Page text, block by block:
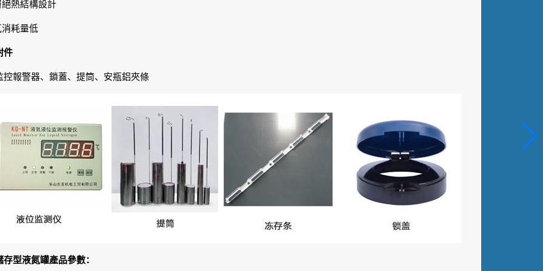
絕熱結構設計
消耗量低
件
控報警器、鎖蓋、提筒、安瓶鋁夾條
存型液氮罐產品參數：